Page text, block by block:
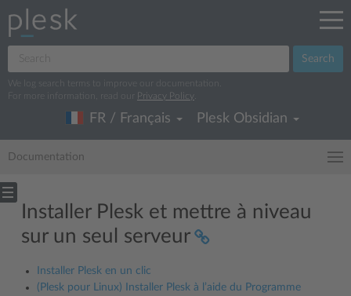
Search
We log search terms to improve our documentation.
For more information, read our
Privacy Policy
FR / Français Plesk Obsidian
Documentation
Installer Plesk et mettre à niveau
sur un seul serveur
Installer Plesk en un clic
(Plesk pour Linux) Installer Plesk à l’aide du Programme